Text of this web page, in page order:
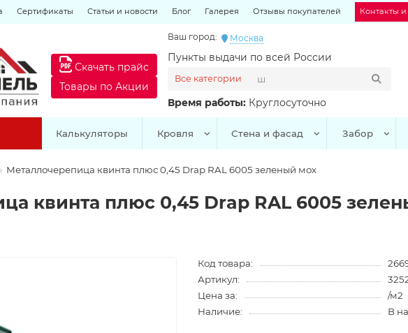
Сертификаты Статьи и новости Блог Галерея Отзывы покупателей Контакты
Ваш город: Москва
Пункты выдачи по всей России
Время работы: Круглосуточно
Все категории
Скачать прайс
Товары по Акции
Калькуляторы Кровля Стена и фасад Забор
Металлочерепица квинта плюс 0,45 Drap RAL 6005 зеленый мох
квинта плюс 0,45 Drap RAL 6005
Код товара:
Артикул:
Цена за:
/м2
Наличие:
В